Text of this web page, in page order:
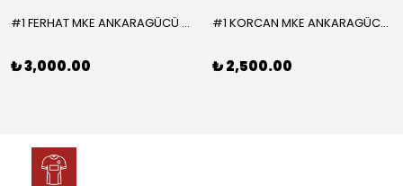
#1 FERHAT MKE ANKARAGÜCÜ 2015-2016 KALECİ - LARGE
₺ 3,000.00
#1 KORCAN MKE ANKARAGÜCÜ 2019-2020 KALECİ - MEDIUM
₺ 2,500.00